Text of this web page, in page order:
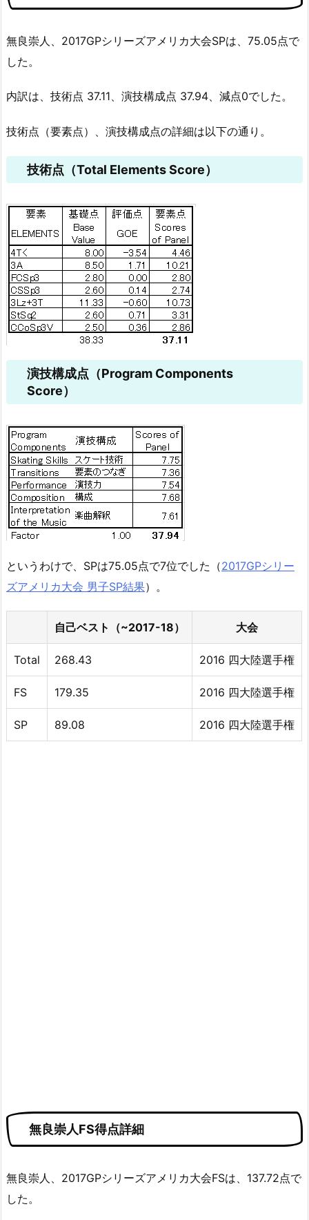
無良崇人、2017GPシリーズアメリカ大会SPは、75.05点で
した。
内訳は、技術点 37.11、演技構成点 37.94、減点0でした。
技術点（要素点）、演技構成点の詳細は以下の通り。
技術点（Total Elements Score）
演技構成点（Program Components
Score）
というわけで、SPは75.05点で7位でした（2017GPシリー
ズアメリカ大会 男子SP結果）。
自己ベスト（~2017-18） 大会
Total 268.43 2016 四大陸選手権
FS 179.35 2016 四大陸選手権
SP 89.08 2016 四大陸選手権
無良崇人FS得点詳細
無良崇人、2017GPシリーズアメリカ大会FSは、137.72点で
した。